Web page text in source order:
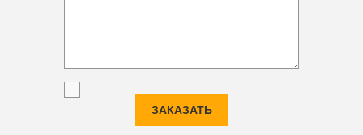
ЗАКАЗАТЬ